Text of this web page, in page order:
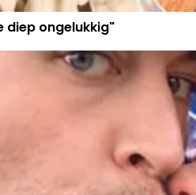
diep ongelukkig"